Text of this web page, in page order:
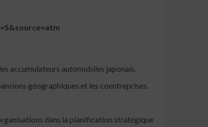
accumulateurs automobiles japonais.
géographiques et les coentreprises.
dans la planification stratégique